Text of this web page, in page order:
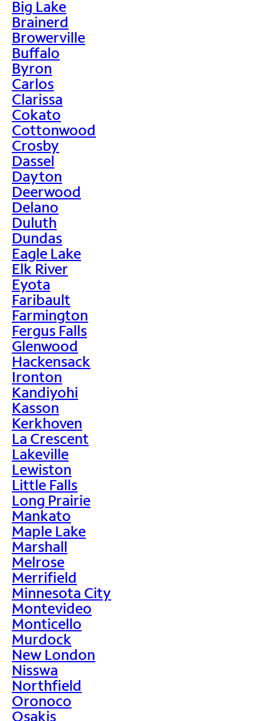
Big Lake
Brainerd
Browerville
Buffalo
Byron
Carlos
Clarissa
Cokato
Cottonwood
Crosby
Dassel
Dayton
Deerwood
Delano
Duluth
Dundas
Eagle Lake
Elk River
Eyota
Faribault
Farmington
Fergus Falls
Glenwood
Hackensack
Ironton
Kandiyohi
Kasson
Kerkhoven
La Crescent
Lakeville
Lewiston
Little Falls
Long Prairie
Mankato
Maple Lake
Marshall
Melrose
Merrifield
Minnesota City
Montevideo
Monticello
Murdock
New London
Nisswa
Northfield
Oronoco
Osakis